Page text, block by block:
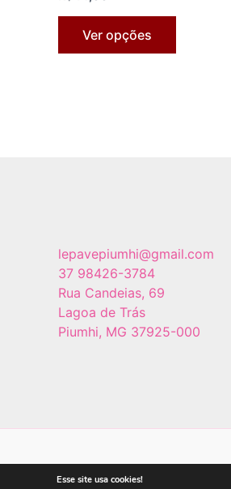
Ver opções
Este
página
lepavepiumhi@gmail.com
37 98426-3784
Rua Candeias, 69
Lagoa de Trás
Piumhi, MG 37925-000
Esse site usa cookies!